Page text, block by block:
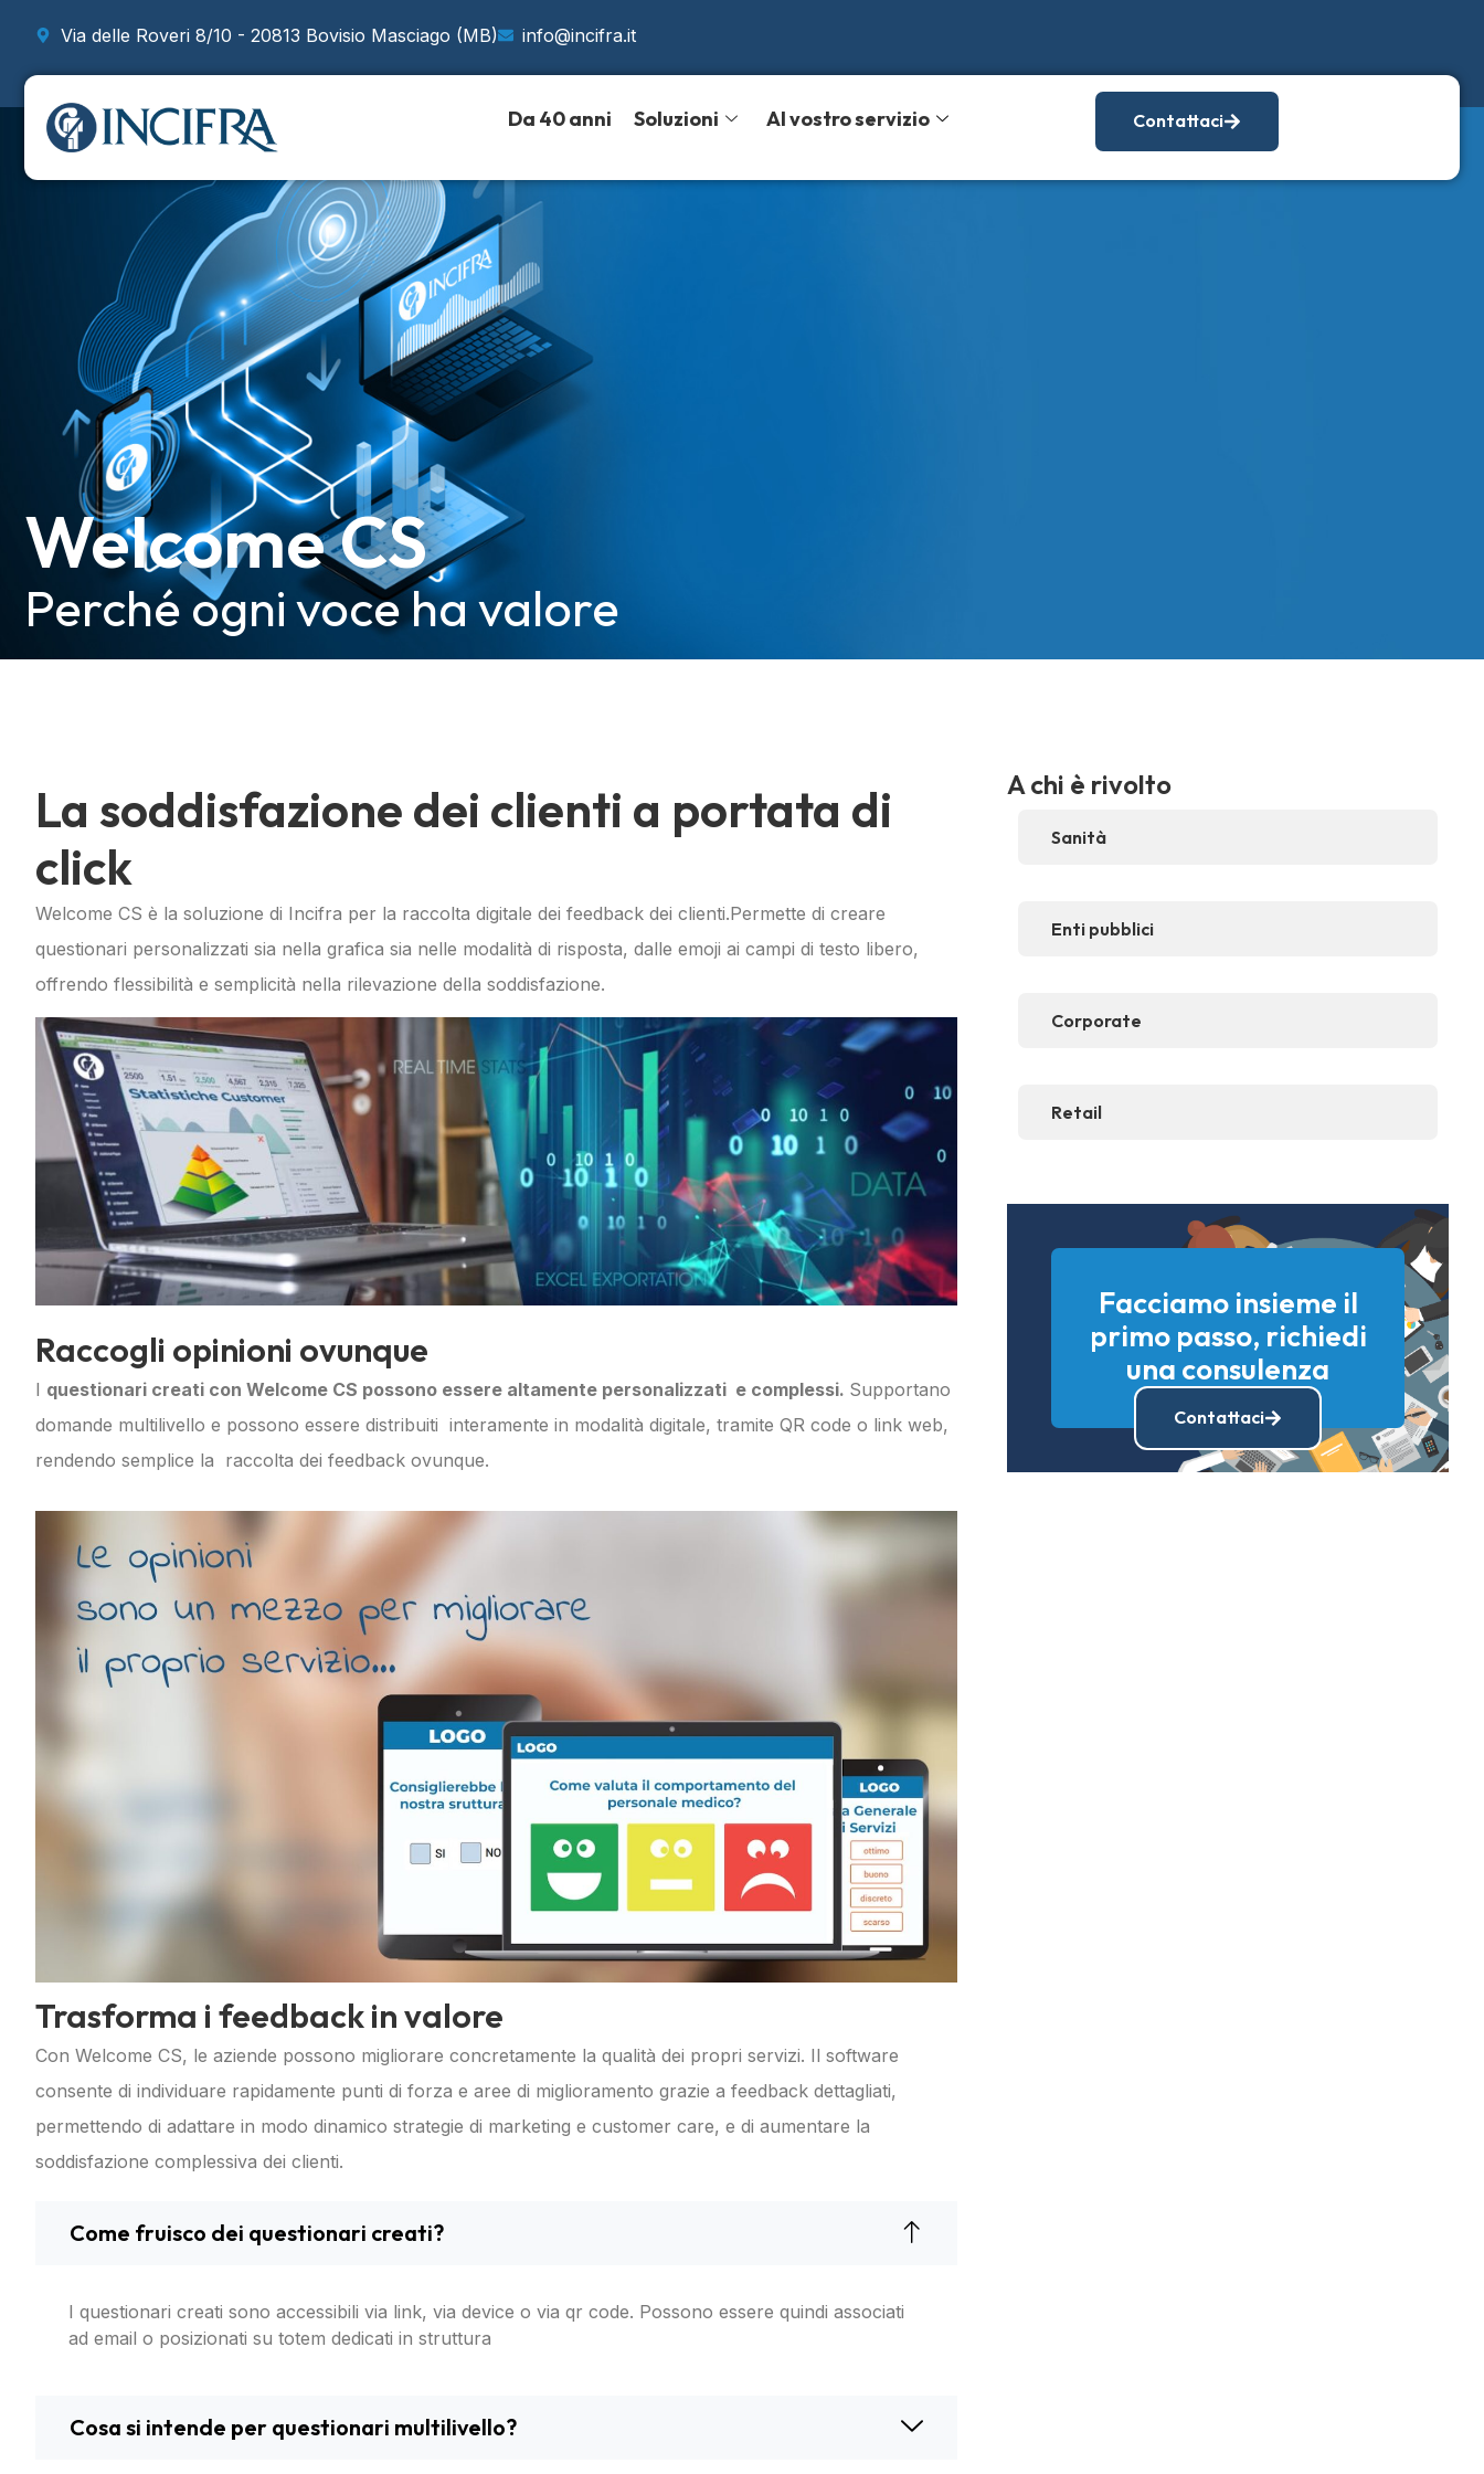
Via delle Roveri 8/10 - 20813 Bovisio Masciago (MB) info@incifra.it
Da 40 anni Soluzioni Al vostro servizio Contattaci
Welcome CS
Perché ogni voce ha valore
La soddisfazione dei clienti a portata di
click
Welcome CS è la soluzione di Incifra per la raccolta digitale dei feedback dei clienti.Permette di creare
questionari personalizzati sia nella grafica sia nelle modalità di risposta, dalle emoji ai campi di testo libero,
offrendo flessibilità e semplicità nella rilevazione della soddisfazione.
Raccogli opinioni ovunque
I questionari creati con Welcome CS possono essere altamente personalizzati e complessi. Supportano
domande multilivello e possono essere distribuiti interamente in modalità digitale, tramite QR code o link web,
rendendo semplice la raccolta dei feedback ovunque.
Trasforma i feedback in valore
Con Welcome CS, le aziende possono migliorare concretamente la qualità dei propri servizi. Il software
consente di individuare rapidamente punti di forza e aree di miglioramento grazie a feedback dettagliati,
permettendo di adattare in modo dinamico strategie di marketing e customer care, e di aumentare la
soddisfazione complessiva dei clienti.
Come fruisco dei questionari creati?
I questionari creati sono accessibili via link, via device o via qr code. Possono essere quindi associati
ad email o posizionati su totem dedicati in struttura
Cosa si intende per questionari multilivello?
A chi è rivolto
Sanità
Enti pubblici
Corporate
Retail
Facciamo insieme il
primo passo, richiedi
una consulenza
Contattaci